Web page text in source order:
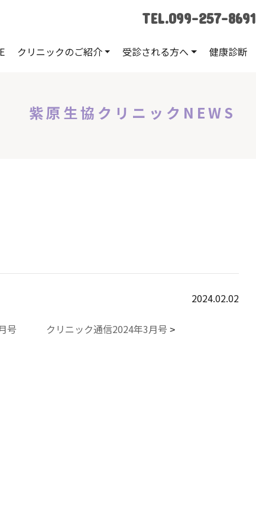
TEL.099-257-8691
クリニックのご紹介 受診される方へ 健康診断
紫原生協クリニックNEWS
2024.02.02
号 クリニック通信2024年3月号 >